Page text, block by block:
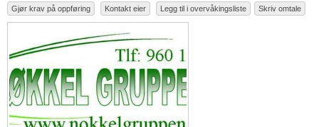
Gjør krav på oppføring Kontakt eier Legg til i overvåkingsliste Skriv omtale